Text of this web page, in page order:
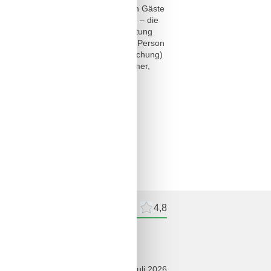
unserer nichtrauchenden Gäste
(komplette Bettwäsche – die
kostenpflichtig als Erstausstattung
Personen ist für die 3. bzw. 4. Person
/ lückenlose Buchung)
beruht auf Angaben der Eigentümer,
sein.
4,8